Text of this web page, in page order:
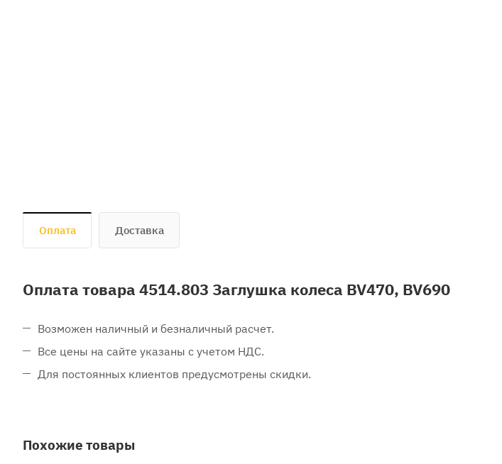
Оплата Доставка
Оплата товара 4514.803 Заглушка колеса BV470, BV690
Возможен наличный и безналичный расчет.
Все цены на сайте указаны с учетом НДС.
Для постоянных клиентов предусмотрены скидки.
Похожие товары